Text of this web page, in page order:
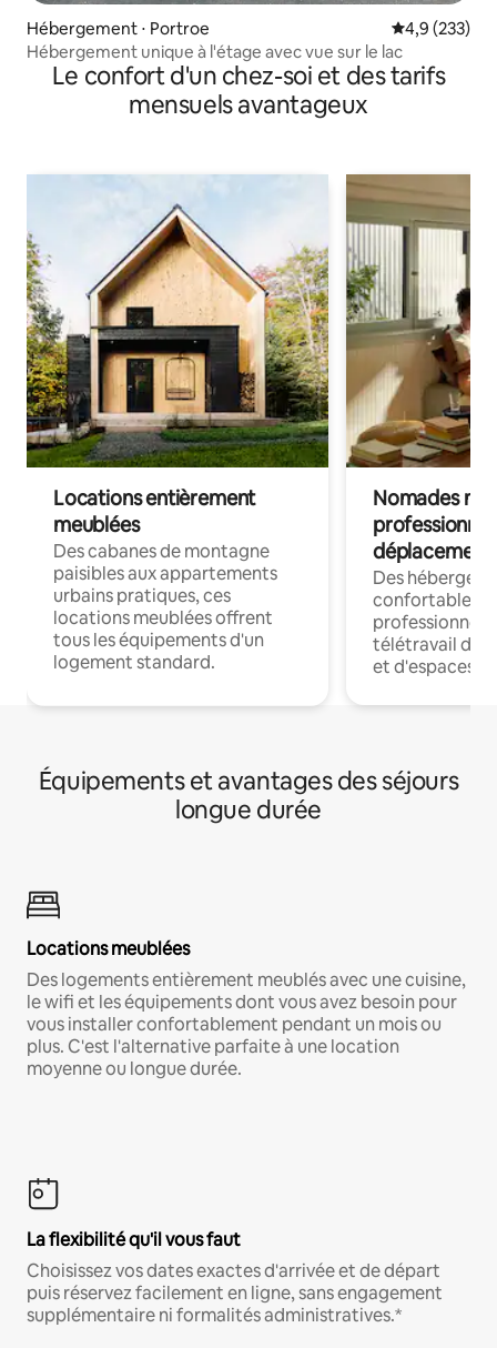
Hébergement ⋅ Portroe Évaluation
4,9 (233)
Hébergement unique à l'étage avec vue sur le lac
Le confort d'un chez-soi et des tarifs
mensuels avantageux
Locations entièrement
meublées
Des cabanes de montagne
paisibles aux appartements
urbains pratiques, ces
locations meublées offrent
tous les équipements d'un
logement standard.
Nomades
déplacement
Des
confortables
professionnels
télétravail
et d'espaces
Équipements et avantages des séjours
longue durée
Locations meublées
Des logements entièrement meublés avec une cuisine,
le wifi et les équipements dont vous avez besoin pour
vous installer confortablement pendant un mois ou
plus. C'est l'alternative parfaite à une location
moyenne ou longue durée.
La flexibilité qu'il vous faut
Choisissez vos dates exactes d'arrivée et de départ
puis réservez facilement en ligne, sans engagement
supplémentaire ni formalités administratives.*